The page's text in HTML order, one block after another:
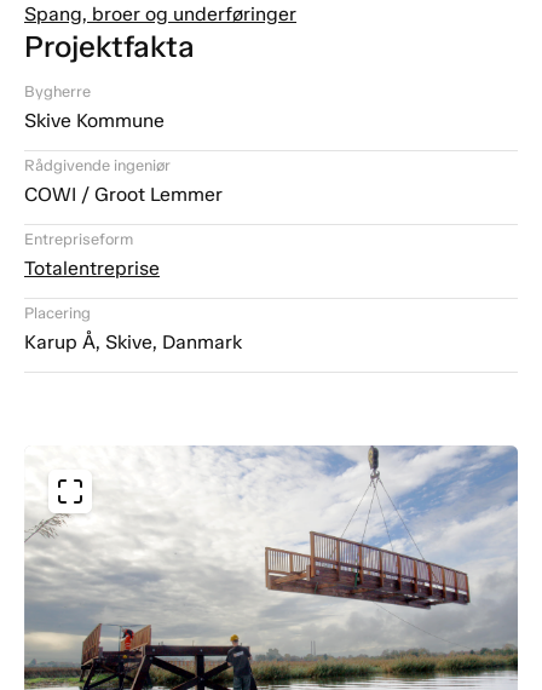
Spang, broer og underføringer
Projektfakta
Bygherre
Skive Kommune
Rådgivende ingeniør
COWI / Groot Lemmer
Entrepriseform
Totalentreprise
Placering
Karup Å, Skive, Danmark